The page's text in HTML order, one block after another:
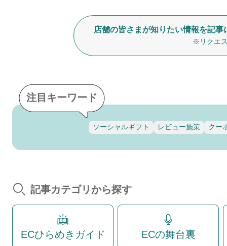
店舗の皆さまが知りたい情報を記
※リクエ
注目キーワード
ソーシャルギフト レビュー施策 クー
記事カテゴリから探す
ECひらめきガイド ECの舞台裏